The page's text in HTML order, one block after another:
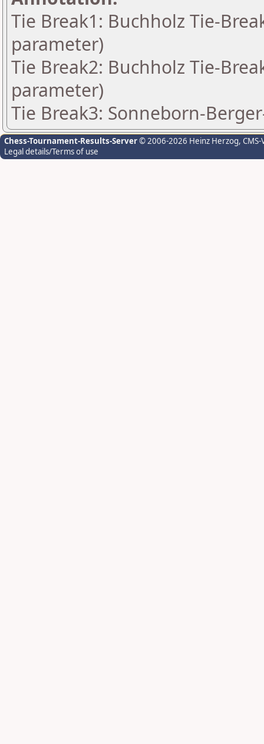
Tie Break1: Buchholz Tie-
parameter)
Tie Break2: Buchholz Tie-
parameter)
Tie Break3: Sonneborn-
Chess-Tournament-Results-Server© 2006-2026 Heinz Herzog,
Legal details/Terms of use